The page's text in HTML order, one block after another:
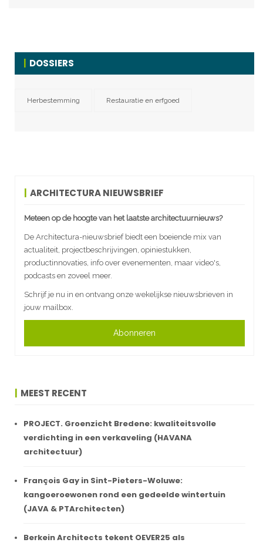
DOSSIERS
Herbestemming Restauratie en erfgoed
ARCHITECTURA NIEUWSBRIEF
Meteen op de hoogte van het laatste architectuurnieuws?
De Architectura-nieuwsbrief biedt een boeiende mix van
actualiteit, projectbeschrijvingen, opiniestukken,
productinnovaties, info over evenementen, maar video's,
podcasts en zoveel meer.
Schrijf je nu in en ontvang onze wekelijkse nieuwsbrieven in
jouw mailbox.
Abonneren
MEEST RECENT
PROJECT. Groenzicht Bredene: kwaliteitsvolle
verdichting in een verkaveling (HAVANA
architectuur)
François Gay in Sint-Pieters-Woluwe:
kangoeroewonen rond een gedeelde wintertuin
(JAVA & PTArchitecten)
Berkein Architects tekent OEVER25 als